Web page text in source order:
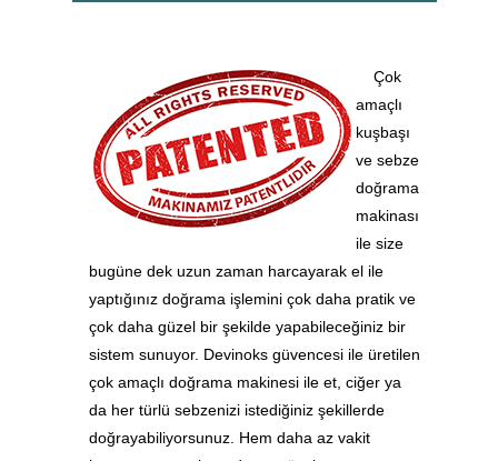
Çok
amaçlı
kuşbaşı
ve sebze
doğrama
makinası
ile size
bugüne dek uzun zaman harcayarak el ile
yaptığınız doğrama işlemini çok daha pratik ve
çok daha güzel bir şekilde yapabileceğiniz bir
sistem sunuyor. Devinoks güvencesi ile üretilen
çok amaçlı doğrama makinesi ile et, ciğer ya
da her türlü sebzenizi istediğiniz şekillerde
doğrayabiliyorsunuz. Hem daha az vakit